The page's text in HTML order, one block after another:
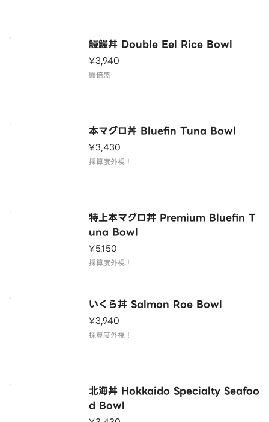
鰻鰻丼 Double Eel Rice Bowl
¥3,940
鰻倍盛
本マグロ丼 Bluefin Tuna Bowl
¥3,430
採算度外視！
特上本マグロ丼 Premium Bluefin T
una Bowl
¥5,150
採算度外視！
いくら丼 Salmon Roe Bowl
¥3,940
採算度外視！
北海丼 Hokkaido Specialty Seafoo
d Bowl